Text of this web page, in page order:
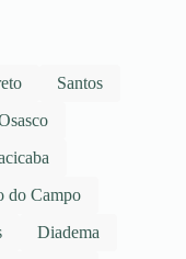
Santos
do Campo
Diadema